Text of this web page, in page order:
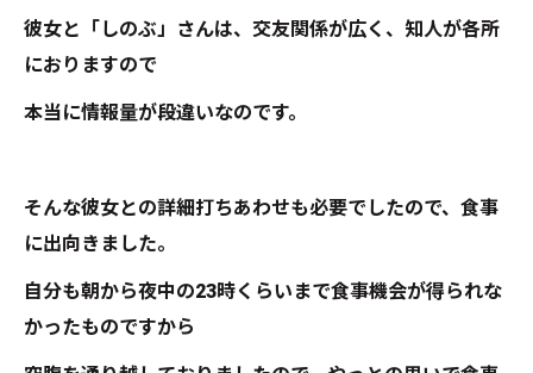
彼女と「しのぶ」さんは、交友関係が広く、知人が各所
におりますので
本当に情報量が段違いなのです。
そんな彼女との詳細打ちあわせも必要でしたので、食事
に出向きました。
自分も朝から夜中の23時くらいまで食事機会が得られな
かったものですから